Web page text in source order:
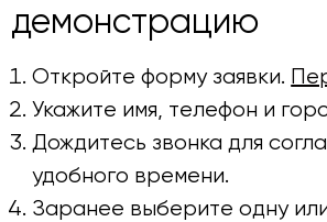
демонстрацию
Откройте форму заявки.
Укажите имя, телефон и
Дождитесь звонка для
удобного времени.
Заранее выберите одну